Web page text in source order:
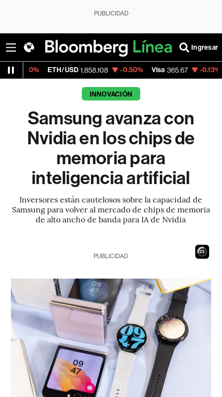
PUBLICIDAD
Ingresar
ETH/USD 1,858.108 -0.50% Visa 365.67 -0.13%
INNOVACIÓN
Samsung avanza con
Nvidia en los chips de
memoria para
inteligencia artificial
Inversores están cautelosos sobre la capacidad de
Samsung para volver al mercado de chips de memoria
de alto ancho de banda para IA de Nvidia
21
PUBLICIDAD